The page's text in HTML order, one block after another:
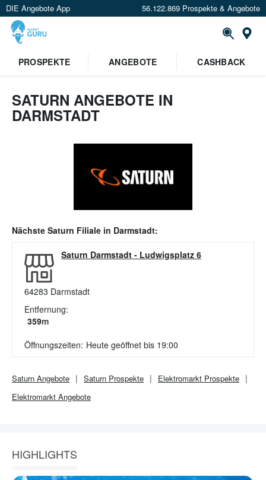
DIE Angebote App 56.122.869 Prospekte & Angebote
PROSPEKTE
ANGEBOTE CASHBACK
SATURN ANGEBOTE IN
DARMSTADT
Nächste Saturn Filiale in Darmstadt:
Saturn Darmstadt - Ludwigsplatz 6
64283 Darmstadt
Entfernung:
359m
Öffnungszeiten: Heute geöffnet bis 19:00
Saturn Angebote Saturn Prospekte Elektromarkt Prospekte
Elektromarkt Angebote
HIGHLIGHTS